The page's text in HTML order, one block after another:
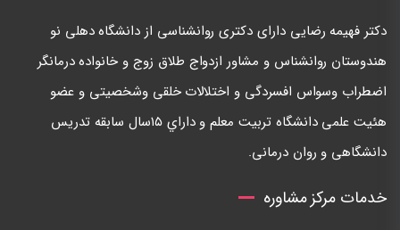
دكتر فهيمه رضايی دارای دكتری روانشناسی از دانشگاه دهلی نو
هندوستان روانشناس و مشاور ازدواج طلاق زوج و خانواده درمانگر
اضطراب وسواس افسردگی و اختلالات خلقی وشخصيتی و عضو
هئيت علمی دانشگاه تربيت معلم و داراي ١٥سال سابقه تدريس
دانشگاهی و روان درمانی.
خدمات مرکز مشاوره